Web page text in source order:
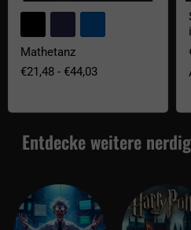
Farbfelder
Mathetanz
€21,48 - €44,03
Entdecke weitere